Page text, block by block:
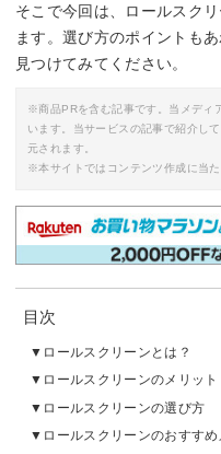
そこで今回は、ロールスク
ます。選び方のポイントも
見つけてみてください。
※商品PRを含む記事です。当メディ
います。当サービスの記事で紹介し
元されます。
※本サイトではコンテンツ作成に当
目次
ロールスクリーンとは？
ロールスクリーンのメリット
ロールスクリーンの選び方
ロールスクリーンのおすすめ